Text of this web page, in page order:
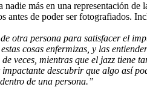
más en una representación
antes de poder ser fotografiados.
otra persona para satisfacer el
cosas enfermizas, y las
veces, mientras que el jazz tiene
descubrir que algo así
de una persona.”